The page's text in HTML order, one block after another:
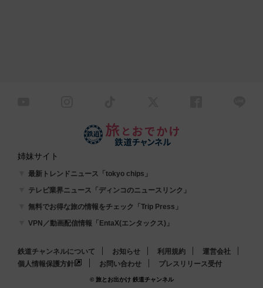
姉妹サイト
最新トレンドニュース「tokyo chips」
テレビ業界ニュース「ディンコのニュースリンク」
無料でお得な旅の情報をチェック「Trip Press」
VPN／動画配信情報「EntaX(エンタックス)」
鉄道チャンネルについて お知らせ 利用規約
運営会社
個人情報保護方針
お問い合わせ プレスリリース受付
© 旅とお出かけ 鉄道チャンネル